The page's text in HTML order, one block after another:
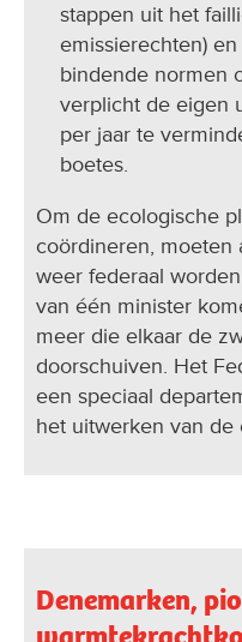
stappen uit het
emissierechten)
bindende normen
verplicht de eigen
per jaar te
boetes.
Om de ecologische
coördineren, moeten
weer federaal
van één minister
meer die elkaar de
doorschuiven. Het
een speciaal
het uitwerken van de
Denemarken,